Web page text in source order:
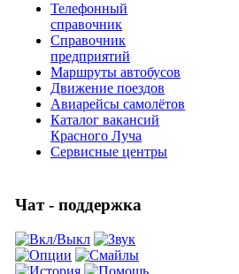
Телефонный
справочник
Справочник
предприятий
Маршруты автобусов
Движение поездов
Авиарейсы самолётов
Каталог вакансий
Красного Луча
Сервисные центры
Чат - поддержка